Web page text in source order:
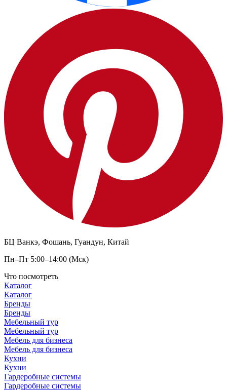
БЦ Ванкэ, Фошань, Гуандун, Китай
Пн–Пт 5:00–14:00 (Мск)
Что посмотреть
Каталог
Каталог
Бренды
Бренды
Мебельный тур
Мебельный тур
Мебель для бизнеса
Мебель для бизнеса
Кухни
Кухни
Гардеробные системы
Гардеробные системы